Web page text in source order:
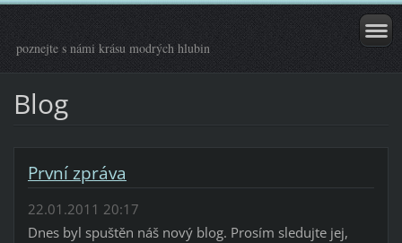
poznejte s námi krásu modrých hlubin
Blog
První zpráva
22.01.2011 20:17
Dnes byl spuštěn náš nový blog. Prosím sledujte jej,